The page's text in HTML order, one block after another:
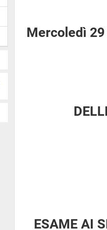
Mercoledì
ESAME AI